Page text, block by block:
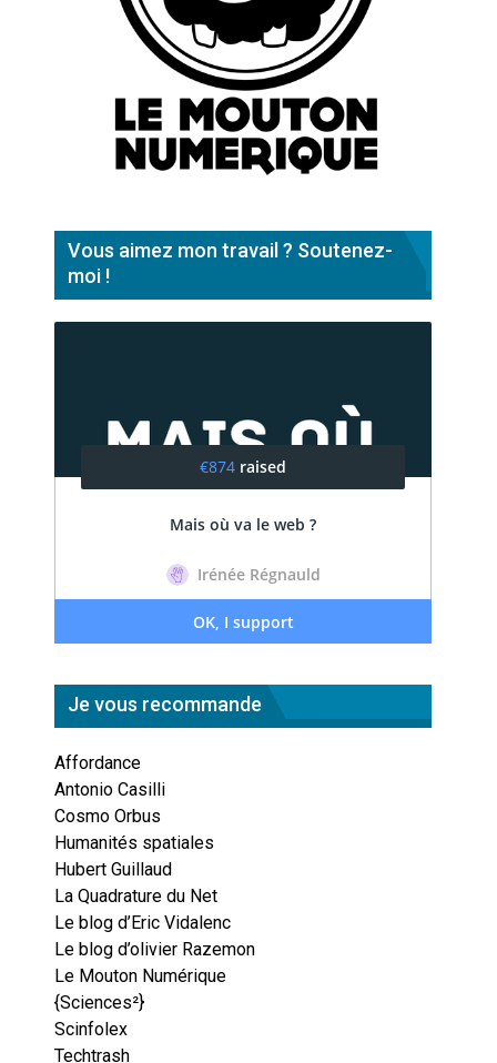
Vous aimez mon travail ? Soutenez-
moi !
Je vous recommande
Affordance
Antonio Casilli
Cosmo Orbus
Humanités spatiales
Hubert Guillaud
La Quadrature du Net
Le blog d’Eric Vidalenc
Le blog d’olivier Razemon
Le Mouton Numérique
{Sciences²}
Scinfolex
Techtrash